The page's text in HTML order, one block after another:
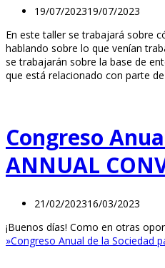
19/07/202319/07/2023
En este taller se trabajará sobre
hablando sobre lo que venían
se trabajarán sobre la base de
que está relacionado con parte
Congreso
ANNUAL
21/02/202316/03/2023
¡Buenos días! Como en otras
»Congreso Anual de la Sociedad